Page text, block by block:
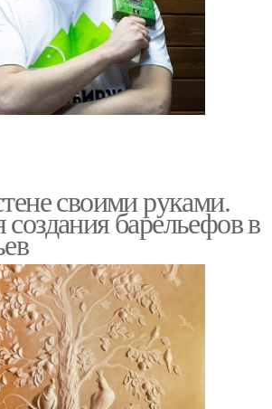
своими руками.
барельефов в